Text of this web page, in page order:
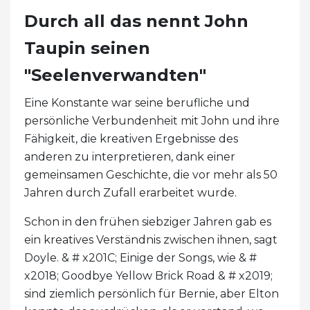
Durch all das nennt John
Taupin seinen
"Seelenverwandten"
Eine Konstante war seine berufliche und
persönliche Verbundenheit mit John und ihre
Fähigkeit, die kreativen Ergebnisse des
anderen zu interpretieren, dank einer
gemeinsamen Geschichte, die vor mehr als 50
Jahren durch Zufall erarbeitet wurde.
Schon in den frühen siebziger Jahren gab es
ein kreatives Verständnis zwischen ihnen, sagt
Doyle. & # x201C; Einige der Songs, wie & #
x2018; Goodbye Yellow Brick Road & # x2019;
sind ziemlich persönlich für Bernie, aber Elton